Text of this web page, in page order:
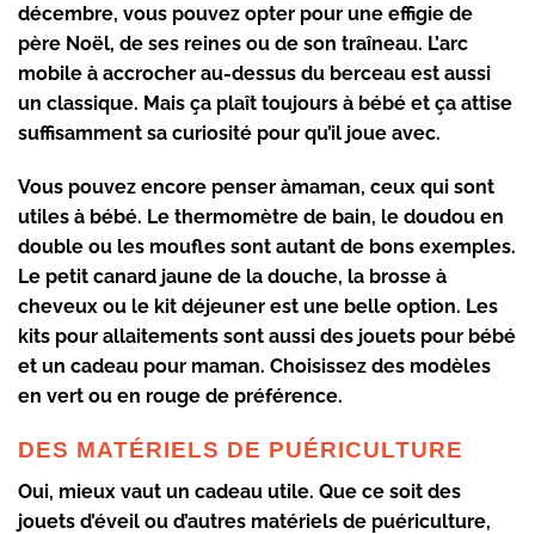
décembre, vous pouvez opter pour une effigie de
père Noël, de ses reines ou de son traîneau. L’arc
mobile à accrocher au-dessus du berceau est aussi
un classique. Mais ça plaît toujours à bébé et ça attise
suffisamment sa curiosité pour qu’il joue avec.
Vous pouvez encore penser àmaman, ceux qui sont
utiles à bébé. Le thermomètre de bain, le doudou en
double ou les moufles sont autant de bons exemples.
Le petit canard jaune de la douche, la brosse à
cheveux ou le kit déjeuner est une belle option. Les
kits pour allaitements sont aussi des jouets pour bébé
et un cadeau pour maman. Choisissez des modèles
en vert ou en rouge de préférence.
DES MATÉRIELS DE PUÉRICULTURE
Oui, mieux vaut un cadeau utile. Que ce soit des
jouets d’éveil ou d’autres matériels de puériculture,